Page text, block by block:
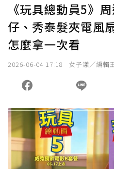
《玩具總動員5》
仔、秀泰髮夾電風
怎麼拿一次看
2026-06-04 17:18 女子漾／編輯